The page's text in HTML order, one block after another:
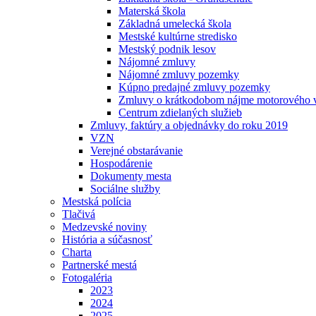
Materská škola
Základná umelecká škola
Mestské kultúrne stredisko
Mestský podnik lesov
Nájomné zmluvy
Nájomné zmluvy pozemky
Kúpno predajné zmluvy pozemky
Zmluvy o krátkodobom nájme motorového
Centrum zdielaných služieb
Zmluvy, faktúry a objednávky do roku 2019
VZN
Verejné obstarávanie
Hospodárenie
Dokumenty mesta
Sociálne služby
Mestská polícia
Tlačivá
Medzevské noviny
História a súčasnosť
Charta
Partnerské mestá
Fotogaléria
2023
2024